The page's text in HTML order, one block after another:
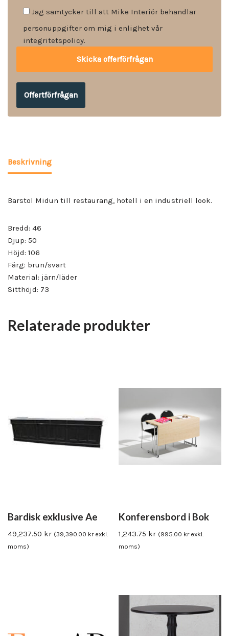
Jag samtycker till att Mike Interiör behandlar
personuppgifter om mig i enlighet vår
integritetspolicy.
Offertförfrågan
Beskrivning
Barstol Midun till restaurang, hotell i en industriell look.
Bredd: 46
Djup: 50
Höjd: 106
Färg: brun/svart
Material: järn/läder
Sitthöjd: 73
Relaterade produkter
Bardisk exklusive Ae
49,237.50 kr (39,390.00 krexkl.
moms)
Konferensbord i Bok
1,243.75 kr (995.00 krexkl.
moms)